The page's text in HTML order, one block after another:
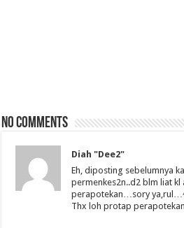
No comments
Diah "Dee2"
Eh, diposting sebelumnya
permenkes2n..d2 blm liat
perapotekan…sory
Thx loh protap